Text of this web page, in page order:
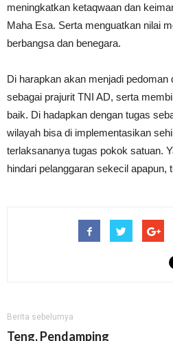
meningkatkan ketaqwaan dan
Maha Esa. Serta menguatkan nilai
berbangsa dan benegara.
Di harapkan akan menjadi pedoman
sebagai prajurit TNI AD, serta
baik. Di hadapkan dengan tugas
wilayah bisa di implementasikan
terlaksananya tugas pokok satuan.
hindari pelanggaran sekecil apapun,
Berita sebelumya
Teng, Pendamping